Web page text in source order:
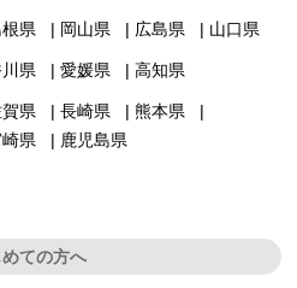
県 岡山県 広島県 山口県
県 愛媛県 高知県
県 長崎県
熊本県
県 鹿児島県
ての方へ